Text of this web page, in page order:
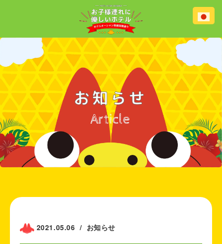
2021.05.06 / お知らせ